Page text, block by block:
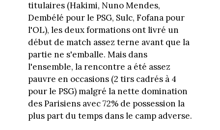
titulaires (Hakimi, Nuno Mendes,
Dembélé pour le PSG, Sulc, Fofana pour
l'OL), les deux formations ont livré un
début de match assez terne avant que la
partie ne s'emballe. Mais dans
l'ensemble, la rencontre a été assez
pauvre en occasions (2 tirs cadrés à 4
pour le PSG) malgré la nette domination
des Parisiens avec 72% de possession la
plus part du temps dans le camp adverse.